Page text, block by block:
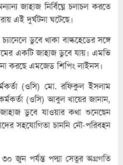
জাহাজ নির্বিঘ্নে চলাচল করতে
এই দুর্ঘটনা ঘটেছে।
ডুবে থাকা বাল্কহেডের সঙ্গে
একটি জাহাজ ডুবে যায়। এমভি
করছে এমজেড শিপিং লাইনস।
(ওসি) মো. রফিকুল ইসলাম
কর্মকর্তা (ওসি) আবুল খায়ের জানান,
ডুবে যাওয়ার কথা শুনেছেন
সহযোগিতা চাননি নৌ-পরিবহন
জুন পর্যন্ত পদ্মা সেতুর অগ্রগতি